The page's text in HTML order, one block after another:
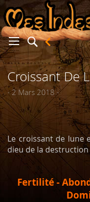
Croissant De
- 2 Mars 2018 -
Le croissant de lune
dieu de la destruction
Fertilité -